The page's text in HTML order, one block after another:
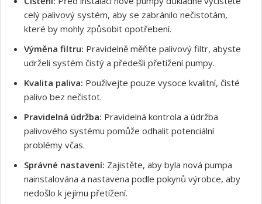
celý palivový systém, aby se zabránilo nečistotám,
které by mohly způsobit opotřebení.
Výměna filtru: Pravidelně měňte palivový filtr, abyste
udrželi systém čistý a předešli přetížení pumpy.
Kvalita paliva: Používejte pouze vysoce kvalitní, čisté
palivo bez nečistot.
Pravidelná údržba: Pravidelná kontrola a údržba
palivového systému pomůže odhalit potenciální
problémy včas.
Správné nastavení: Zajistěte, aby byla nová pumpa
nainstalována a nastavena podle pokynů výrobce, aby
nedošlo k jejímu přetížení.